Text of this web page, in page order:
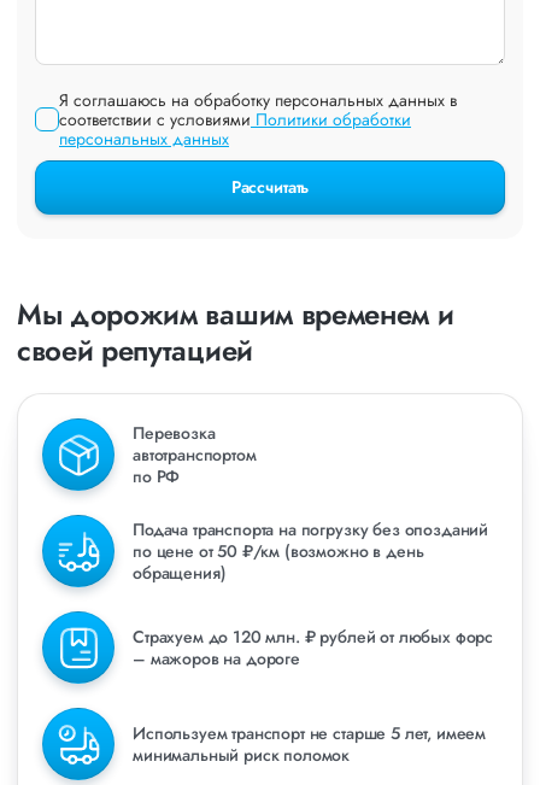
Я соглашаюсь на обработку персональных данных в
соответствии с условиями Политики обработки
персональных данных
Рассчитать
Мы дорожим вашим временем и
своей репутацией
Перевозка
автотранспортом
по РФ
Подача транспорта на погрузку без опозданий
по цене от 50 ₽/км (возможно в день
обращения)
Страхуем до 120 млн. ₽ рублей от любых форс
– мажоров на дороге
Используем транспорт не старше 5 лет, имеем
минимальный риск поломок